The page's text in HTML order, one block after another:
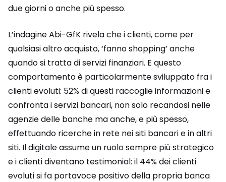
due giorni o anche più spesso.
L’indagine Abi-GfK rivela che i clienti, come per
qualsiasi altro acquisto, ‘fanno shopping’ anche
quando si tratta di servizi finanziari. E questo
comportamento è particolarmente sviluppato fra i
clienti evoluti: 52% di questi raccoglie informazioni e
confronta i servizi bancari, non solo recandosi nelle
agenzie delle banche ma anche, e più spesso,
effettuando ricerche in rete nei siti bancari e in altri
siti. Il digitale assume un ruolo sempre più strategico
e i clienti diventano testimonial: il 44% dei clienti
evoluti si fa portavoce positivo della propria banca